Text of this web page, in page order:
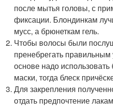
после мытья головы, с
фиксации. Блондинкам
мусс, а брюнеткам гель.
Чтобы волосы были
пренебрегать
основе надо
маски, тогда блеск
Для закрепления
отдать предпочтение